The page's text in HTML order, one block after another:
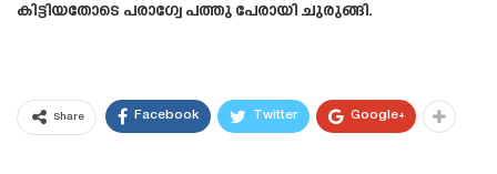
കിട്ടിയതോടെ പരാഗ്വേ പത്തു പേരായി ചുരുങ്ങി.
Share Facebook Twitter Google+